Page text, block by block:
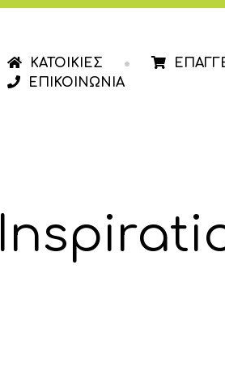
ΚΑΤΟΙΚΙΕΣ
ΓΡΑΦΕΙΑ
ΙΑΤΡΕΙΑ
ΕΠΙΚΟΙΝΩΝΙΑ